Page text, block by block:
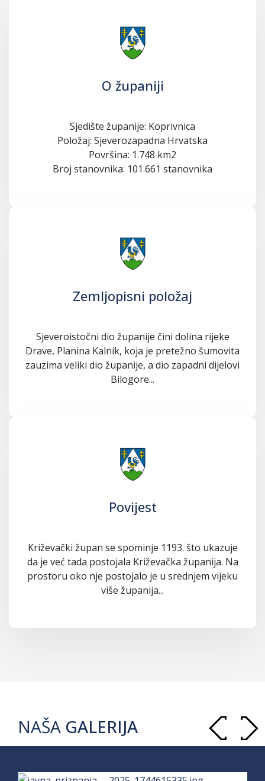
O županiji
Sjedište županije: Koprivnica
Položaj: Sjeverozapadna Hrvatska
Površina: 1.748 km2
Broj stanovnika: 101.661 stanovnika
Zemljopisni položaj
Sjeveroistočni dio županije čini dolina rijeke
Drave, Planina Kalnik, koja je pretežno šumovita
zauzima veliki dio županije, a dio zapadni dijelovi
Bilogore...
Povijest
Križevački župan se spominje 1193. što ukazuje
da je već tada postojala Križevačka županija. Na
prostoru oko nje postojalo je u srednjem vijeku
više županija...
NAŠA GALERIJA